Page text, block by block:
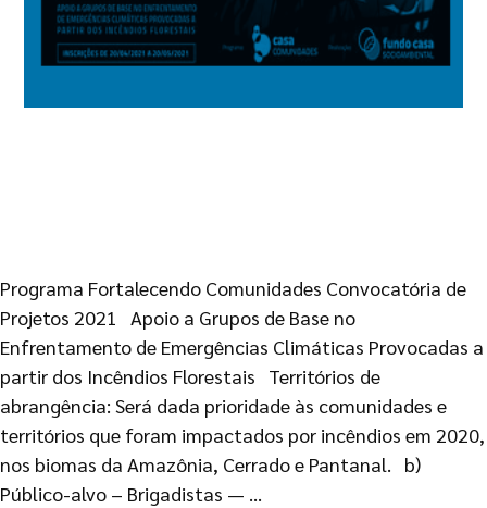
Programa Fortalecendo Comunidades Convocatória de
Projetos 2021 Apoio a Grupos de Base no
Enfrentamento de Emergências Climáticas Provocadas a
partir dos Incêndios Florestais Territórios de
abrangência: Será dada prioridade às comunidades e
territórios que foram impactados por incêndios em 2020,
nos biomas da Amazônia, Cerrado e Pantanal. b)
Público-alvo – Brigadistas — …